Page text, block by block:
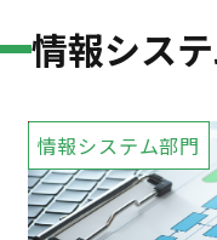
情報シス
情報システム部門